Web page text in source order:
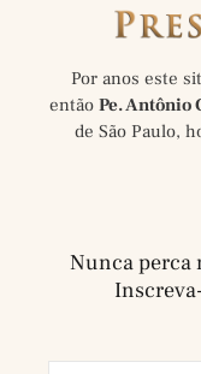
Por anos este
então Pe. Antônio
de São Paulo,
Nunca perca